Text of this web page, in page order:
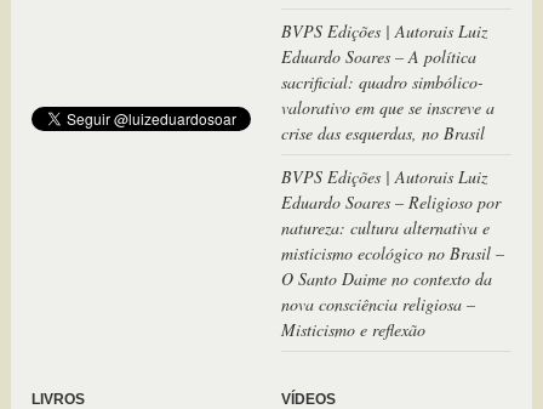
BVPS Edições | Autorais Luiz
Eduardo Soares – A política
sacrificial: quadro simbólico-
valorativo em que se inscreve a
crise das esquerdas, no Brasil
BVPS Edições | Autorais Luiz
Eduardo Soares – Religioso por
natureza: cultura alternativa e
misticismo ecológico no Brasil –
O Santo Daime no contexto da
nova consciência religiosa –
Misticismo e reflexão
LIVROS VÍDEOS